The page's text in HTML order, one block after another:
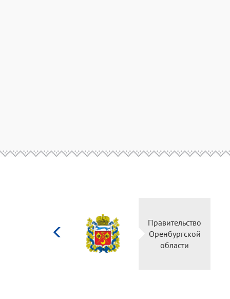
Правительство
Оренбургской
области